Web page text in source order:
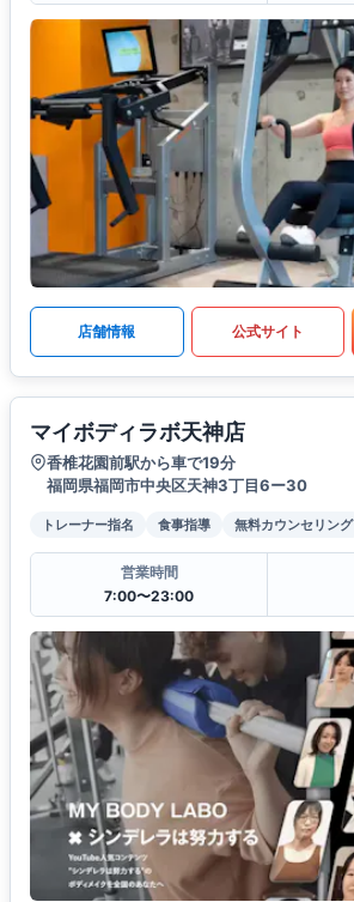
店舗情報 公式サイト
マイボディラボ天神店
香椎花園前駅から車で19分
福岡県福岡市中央区天神3丁目6ー30
トレーナー指名 食事指導 無料カウンセリング
営業時間
7:00〜23:00